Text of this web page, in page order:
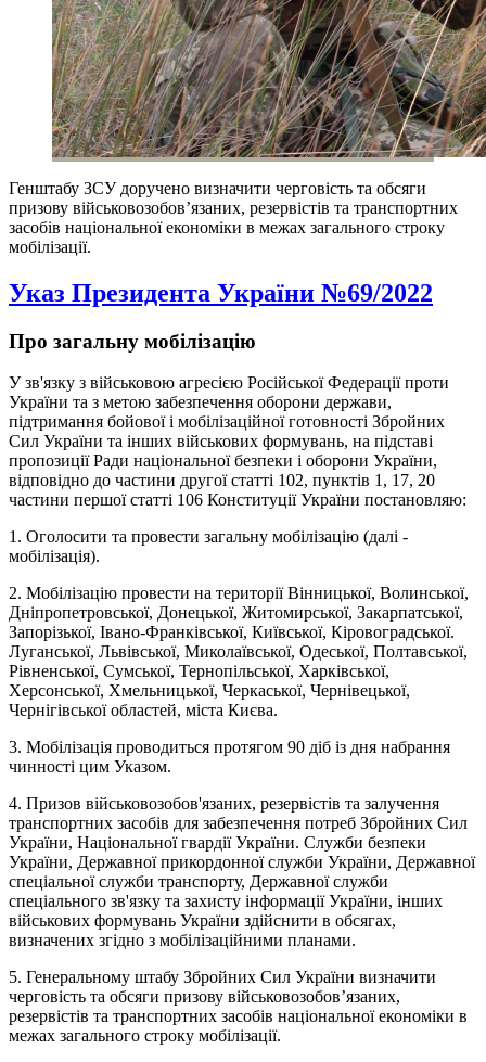
Генштабу ЗСУ доручено визначити черговість та обсяги
призову військовозобов’язаних, резервістів та транспортних
засобів національної економіки в межах загального строку
мобілізації.
Указ Президента України №69/2022
Про загальну мобілізацію
У зв'язку з військовою агресією Російської Федерації проти
України та з метою забезпечення оборони держави,
підтримання бойової і мобілізаційної готовності Збройних
Сил України та інших військових формувань, на підставі
пропозиції Ради національної безпеки і оборони України,
відповідно до частини другої статті 102, пунктів 1, 17, 20
частини першої статті 106 Конституції України постановляю:
1. Оголосити та провести загальну мобілізацію (далі -
мобілізація).
2. Мобілізацію провести на території Вінницької, Волинської,
Дніпропетровської, Донецької, Житомирської, Закарпатської,
Запорізької, Івано-Франківської, Київської, Кіровоградської.
Луганської, Львівської, Миколаївської, Одеської, Полтавської,
Рівненської, Сумської, Тернопільської, Харківської,
Херсонської, Хмельницької, Черкаської, Чернівецької,
Чернігівської областей, міста Києва.
3. Мобілізація проводиться протягом 90 діб із дня набрання
чинності цим Указом.
4. Призов військовозобов'язаних, резервістів та залучення
транспортних засобів для забезпечення потреб Збройних Сил
України, Національної гвардії України. Служби безпеки
України, Державної прикордонної служби України, Державної
спеціальної служби транспорту, Державної служби
спеціального зв'язку та захисту інформації України, інших
військових формувань України здійснити в обсягах,
визначених згідно з мобілізаційними планами.
5. Генеральному штабу Збройних Сил України визначити
черговість та обсяги призову військовозобов’язаних,
резервістів та транспортних засобів національної економіки в
межах загального строку мобілізації.